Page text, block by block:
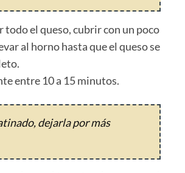
todo el queso, cubrir con un poco
al horno hasta que el queso se
entre 10 a 15 minutos.
dejarla por más